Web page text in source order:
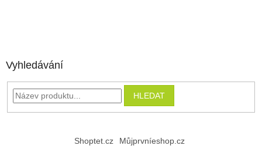
Vyhledávání
HLEDAT
Shoptet.cz
Můjprvníeshop.cz